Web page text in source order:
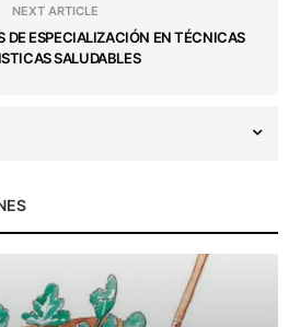
NEXT ARTICLE
DE ESPECIALIZACIÓN EN TÉCNICAS
SALUDABLES